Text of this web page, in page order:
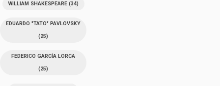
WILLIAM SHAKESPEARE(34)
EDUARDO "TATO" PAVLOVSKY
(25)
FEDERICO GARCÍA LORCA
(25)